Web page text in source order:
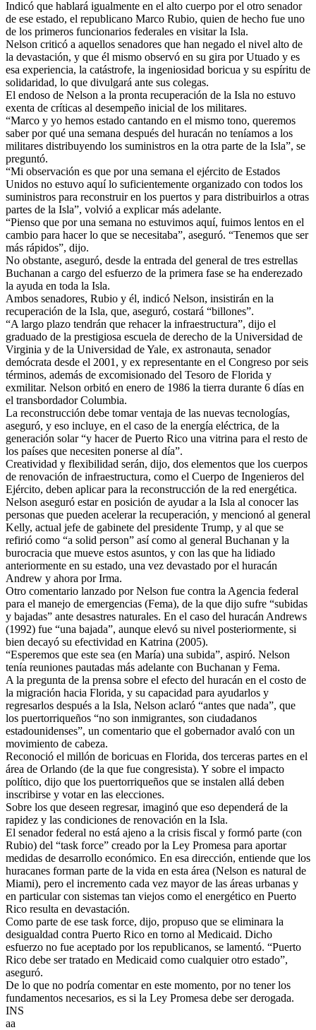
Indicó que hablará igualmente en el alto cuerpo por el otro senador
de ese estado, el republicano Marco Rubio, quien de hecho fue uno
de los primeros funcionarios federales en visitar la Isla.
Nelson criticó a aquellos senadores que han negado el nivel alto de
la devastación, y que él mismo observó en su gira por Utuado y es
esa experiencia, la catástrofe, la ingeniosidad boricua y su espíritu de
solidaridad, lo que divulgará ante sus colegas.
El endoso de Nelson a la pronta recuperación de la Isla no estuvo
exenta de críticas al desempeño inicial de los militares.
“Marco y yo hemos estado cantando en el mismo tono, queremos
saber por qué una semana después del huracán no teníamos a los
militares distribuyendo los suministros en la otra parte de la Isla”, se
preguntó.
“Mi observación es que por una semana el ejército de Estados
Unidos no estuvo aquí lo suficientemente organizado con todos los
suministros para reconstruir en los puertos y para distribuirlos a otras
partes de la Isla”, volvió a explicar más adelante.
“Pienso que por una semana no estuvimos aquí, fuimos lentos en el
cambio para hacer lo que se necesitaba”, aseguró. “Tenemos que ser
más rápidos”, dijo.
No obstante, aseguró, desde la entrada del general de tres estrellas
Buchanan a cargo del esfuerzo de la primera fase se ha enderezado
la ayuda en toda la Isla.
Ambos senadores, Rubio y él, indicó Nelson, insistirán en la
recuperación de la Isla, que, aseguró, costará “billones”.
“A largo plazo tendrán que rehacer la infraestructura”, dijo el
graduado de la prestigiosa escuela de derecho de la Universidad de
Virginia y de la Universidad de Yale, ex astronauta, senador
demócrata desde el 2001, y ex representante en el Congreso por seis
términos, además de excomisionado del Tesoro de Florida y
exmilitar. Nelson orbitó en enero de 1986 la tierra durante 6 días en
el transbordador Columbia.
La reconstrucción debe tomar ventaja de las nuevas tecnologías,
aseguró, y eso incluye, en el caso de la energía eléctrica, de la
generación solar “y hacer de Puerto Rico una vitrina para el resto de
los países que necesiten ponerse al día”.
Creatividad y flexibilidad serán, dijo, dos elementos que los cuerpos
de renovación de infraestructura, como el Cuerpo de Ingenieros del
Ejército, deben aplicar para la reconstrucción de la red energética.
Nelson aseguró estar en posición de ayudar a la Isla al conocer las
personas que pueden acelerar la recuperación, y mencionó al general
Kelly, actual jefe de gabinete del presidente Trump, y al que se
refirió como “a solid person” así como al general Buchanan y la
burocracia que mueve estos asuntos, y con las que ha lidiado
anteriormente en su estado, una vez devastado por el huracán
Andrew y ahora por Irma.
Otro comentario lanzado por Nelson fue contra la Agencia federal
para el manejo de emergencias (Fema), de la que dijo sufre “subidas
y bajadas” ante desastres naturales. En el caso del huracán Andrews
(1992) fue “una bajada”, aunque elevó su nivel posteriormente, si
bien decayó su efectividad en Katrina (2005).
“Esperemos que este sea (en María) una subida”, aspiró. Nelson
tenía reuniones pautadas más adelante con Buchanan y Fema.
A la pregunta de la prensa sobre el efecto del huracán en el costo de
la migración hacia Florida, y su capacidad para ayudarlos y
regresarlos después a la Isla, Nelson aclaró “antes que nada”, que
los puertorriqueños “no son inmigrantes, son ciudadanos
estadounidenses”, un comentario que el gobernador avaló con un
movimiento de cabeza.
Reconoció el millón de boricuas en Florida, dos terceras partes en el
área de Orlando (de la que fue congresista). Y sobre el impacto
político, dijo que los puertorriqueños que se instalen allá deben
inscribirse y votar en las elecciones.
Sobre los que deseen regresar, imaginó que eso dependerá de la
rapidez y las condiciones de renovación en la Isla.
El senador federal no está ajeno a la crisis fiscal y formó parte (con
Rubio) del “task force” creado por la Ley Promesa para aportar
medidas de desarrollo económico. En esa dirección, entiende que los
huracanes forman parte de la vida en esta área (Nelson es natural de
Miami), pero el incremento cada vez mayor de las áreas urbanas y
en particular con sistemas tan viejos como el energético en Puerto
Rico resulta en devastación.
Como parte de ese task force, dijo, propuso que se eliminara la
desigualdad contra Puerto Rico en torno al Medicaid. Dicho
esfuerzo no fue aceptado por los republicanos, se lamentó. “Puerto
Rico debe ser tratado en Medicaid como cualquier otro estado”,
aseguró.
De lo que no podría comentar en este momento, por no tener los
fundamentos necesarios, es si la Ley Promesa debe ser derogada.
INS
aa